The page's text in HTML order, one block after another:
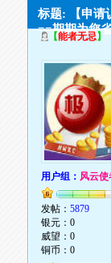
标题: 【申请
==期期为您
【能者无忌】
用户组： 风云使
发帖：5879
银元：0
威望：0
铜币：0